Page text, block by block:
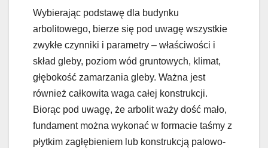
Wybierając podstawę dla budynku
arbolitowego, bierze się pod uwagę wszystkie
zwykłe czynniki i parametry – właściwości i
skład gleby, poziom wód gruntowych, klimat,
głębokość zamarzania gleby. Ważna jest
również całkowita waga całej konstrukcji.
Biorąc pod uwagę, że arbolit waży dość mało,
fundament można wykonać w formacie taśmy z
płytkim zagłębieniem lub konstrukcją palowo-